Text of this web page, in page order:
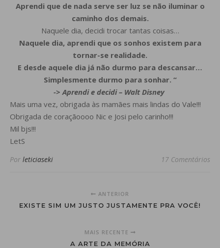
Aprendi que de nada serve ser luz se não iluminar o
caminho dos demais.
Naquele dia, decidi trocar tantas coisas…
Naquele dia, aprendi que os sonhos existem para
tornar-se realidade.
E desde aquele dia já não durmo para descansar…
Simplesmente durmo para sonhar. “
-> Aprendi e decidi – Walt Disney
Mais uma vez, obrigada às mamães mais lindas do Vale!!!
Obrigada de coraçãoooo Nic e Josi pelo carinho!!!
Mil bjs!!!
LetS
Por leticiaseki 17 Comentários
ANTERIOR
EXISTE SIM UM JUSTO JUSTAMENTE PRA VOCÊ!
MAIS RECENTE
A ARTE DA MEMÓRIA